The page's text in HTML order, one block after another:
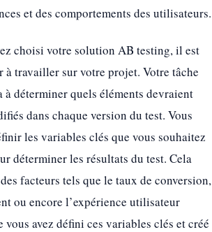
et des comportements des utilisateurs.
choisi votre solution AB testing, il est
à travailler sur votre projet. Votre tâche
déterminer quels éléments devraient
dans chaque version du test. Vous
les variables clés que vous souhaitez
déterminer les résultats du test. Cela
facteurs tels que le taux de conversion,
ou encore l’expérience utilisateur
vous avez défini ces variables clés et créé